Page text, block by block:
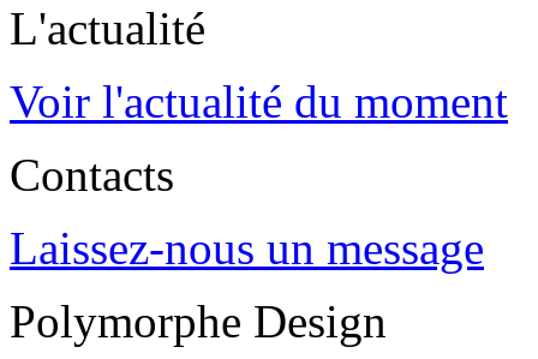
L'actualité
Voir l'actualité du moment
Contacts
Laissez-nous un message
Polymorphe Design